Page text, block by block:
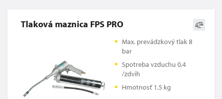
Tlaková maznica FPS PRO
Max. prevádzkový tlak 8
bar
Spotreba vzduchu 0,4
/zdvih
Hmotnosť 1,5 kg